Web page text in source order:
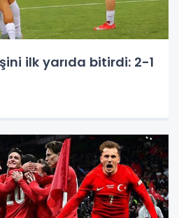
ilk yarıda bitirdi: 2-1